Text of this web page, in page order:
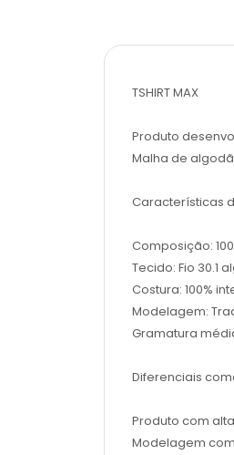
TSHIRT MAX
Produto
Malha de
Características
Composição:
Tecido: Fio 30.1
Costura: 100%
Modelagem:
Gramatura
Diferenciais
Produto com
Modelagem